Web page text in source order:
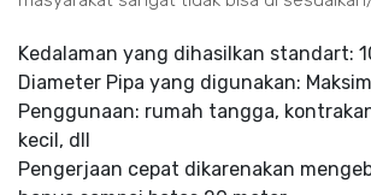
Kedalaman yang dihasilkan standart:
Diameter Pipa yang digunakan:
Penggunaan: rumah tangga,
kecil, dll
Pengerjaan cepat dikarenakan